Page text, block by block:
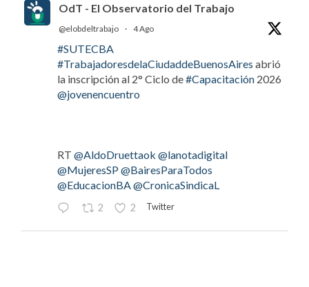
OdT - El Observatorio del Trabajo
@elobdeltrabajo · 4 Ago
#SUTECBA
#TrabajadoresdelaCiudaddeBuenosAires abrió
la inscripción al 2° Ciclo de#Capacitación 2026
@jovenencuentro
RT @AldoDruettaok @lanotadigital
@MujeresSP@BairesParaTodos
@EducacionBA @CronicaSindicaL
2 2 Twitter